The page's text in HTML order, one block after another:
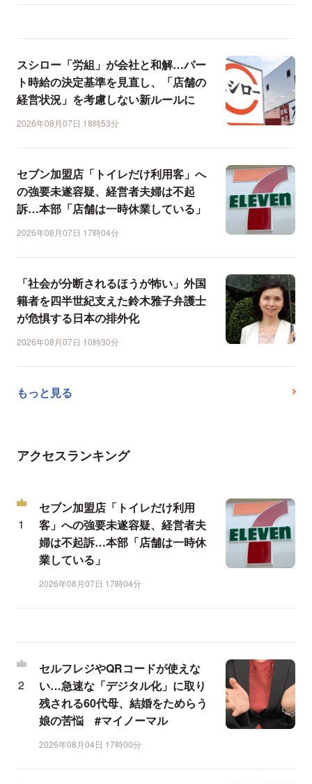
スシロー「労組」が会社と和解…パー
ト時給の決定基準を見直し、「店舗の
経営状況」を考慮しない新ルールに
2026年08月07日 18時53分
セブン加盟店「トイレだけ利用客」へ
の強要未遂容疑、経営者夫婦は不起
訴…本部「店舗は一時休業している」
2026年08月07日 17時04分
「社会が分断されるほうが怖い」外国
籍者を四半世紀支えた鈴木雅子弁護士
が危惧する日本の排外化
2026年08月07日 10時30分
もっと見る
アクセスランキング
セブン加盟店「トイレだけ利用
客」への強要未遂容疑、経営者夫
婦は不起訴…本部「店舗は一時休
業している」
2026年08月07日 17時04分
セルフレジやQRコードが使えな
い…急速な「デジタル化」に取り
残される60代母、結婚をためらう
娘の苦悩 #マイノーマル
2026年08月04日 17時00分